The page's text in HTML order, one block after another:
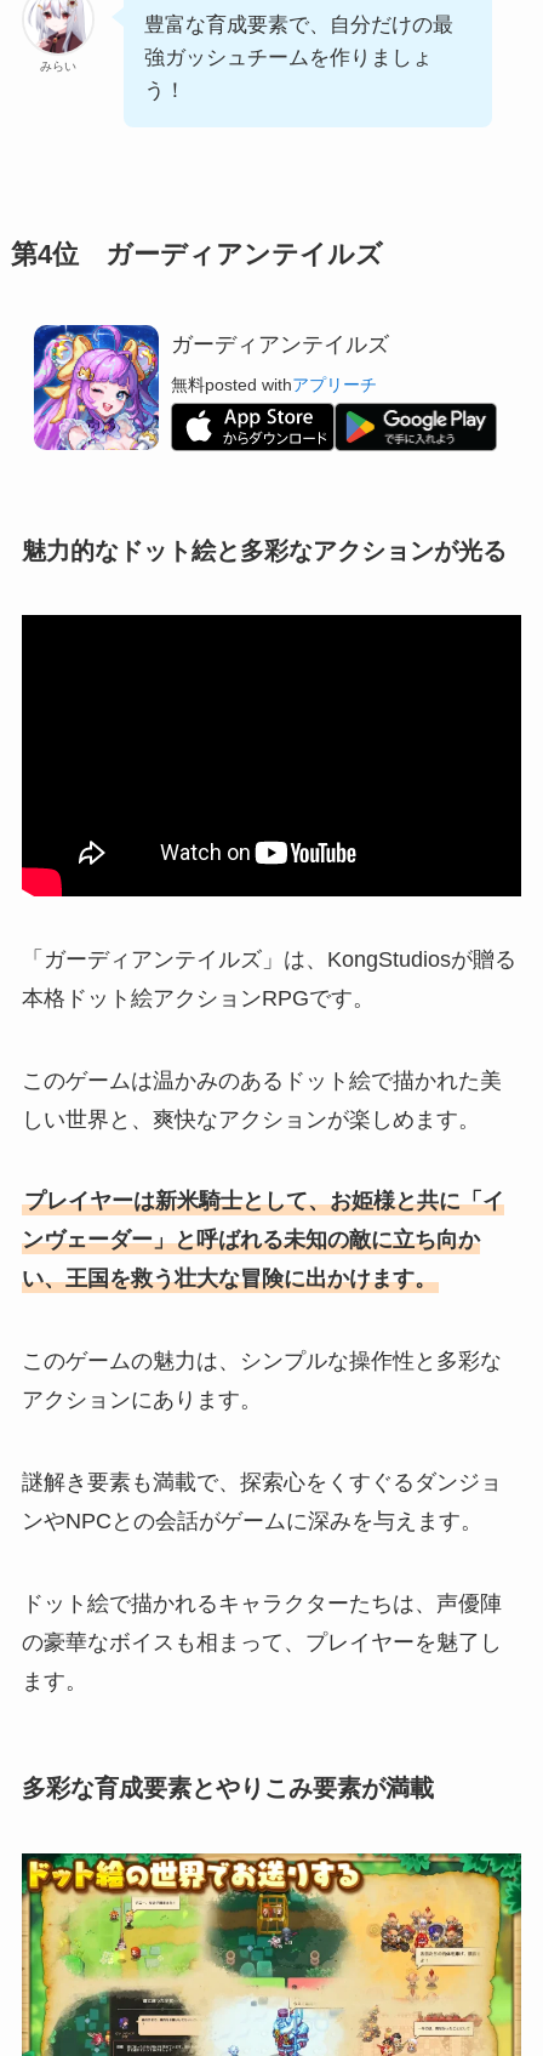
みらい
豊富な育成要素で、自分だけの最
強ガッシュチームを作りましょ
う！
第4位 ガーディアンテイルズ
ガーディアンテイルズ
無料posted withアプリーチ
魅力的なドット絵と多彩なアクションが光る
「ガーディアンテイルズ」は、KongStudiosが贈る
本格ドット絵アクションRPGです。
このゲームは温かみのあるドット絵で描かれた美
しい世界と、爽快なアクションが楽しめます。
プレイヤーは新米騎士として、お姫様と共に「イ
ンヴェーダー」と呼ばれる未知の敵に立ち向か
い、王国を救う壮大な冒険に出かけます。
このゲームの魅力は、シンプルな操作性と多彩な
アクションにあります。
謎解き要素も満載で、探索心をくすぐるダンジョ
ンやNPCとの会話がゲームに深みを与えます。
ドット絵で描かれるキャラクターたちは、声優陣
の豪華なボイスも相まって、プレイヤーを魅了し
ます。
多彩な育成要素とやりこみ要素が満載